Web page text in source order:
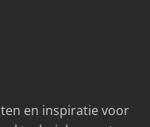
en inspiratie voor